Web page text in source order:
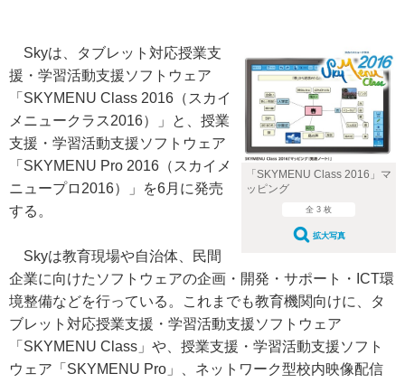
「SKYMENU Class 2016」マ
ッピング
全 3 枚
拡大写真
Skyは、タブレット対応授業支
援・学習活動支援ソフトウェア
「SKYMENU Class 2016（スカイ
メニュークラス2016）」と、授業
支援・学習活動支援ソフトウェア
「SKYMENU Pro 2016（スカイメ
ニュープロ2016）」を6月に発売
する。
Skyは教育現場や自治体、民間
企業に向けたソフトウェアの企画・開発・サポート・ICT環
境整備などを行っている。これまでも教育機関向けに、タ
ブレット対応授業支援・学習活動支援ソフトウェア
「SKYMENU Class」や、授業支援・学習活動支援ソフト
ウェア「SKYMENU Pro」、ネットワーク型校内映像配信